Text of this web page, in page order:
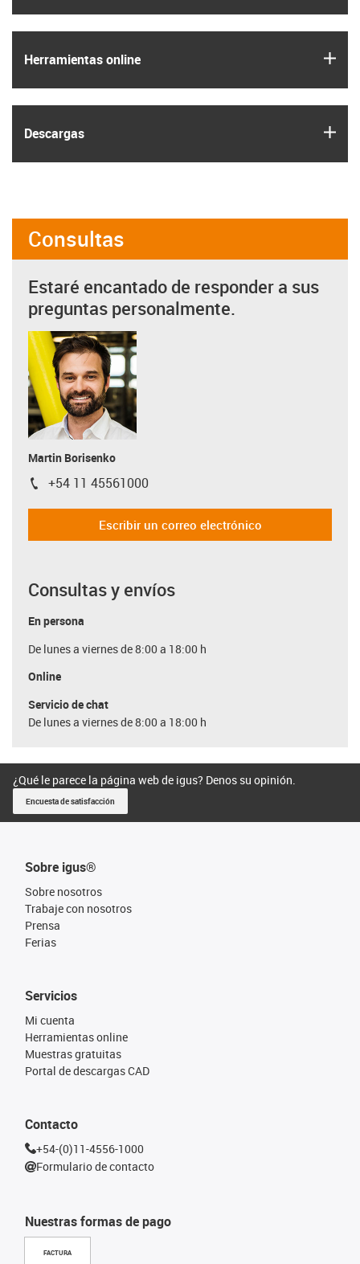
Herramientas online
Descargas
Consultas
Estaré encantado de responder a sus
preguntas personalmente.
Martin Borisenko
igus-icon-phone
+54 11 45561000
Escribir un correo electrónico
Consultas y envíos
En persona
De lunes a viernes de 8:00 a 18:00 h
Online
Servicio de chat
De lunes a viernes de 8:00 a 18:00 h
¿Qué le parece la página web de igus? Denos su opinión.
Encuesta de satisfacción
Sobre igus®
Sobre nosotros
Trabaje con nosotros
Prensa
Ferias
Nuestras formas de pago
FACTURA
Servicios
Mi cuenta
Herramientas online
Muestras gratuitas
Portal de descargas CAD
Contacto
+54-(0)11-4556-1000
Formulario de contacto